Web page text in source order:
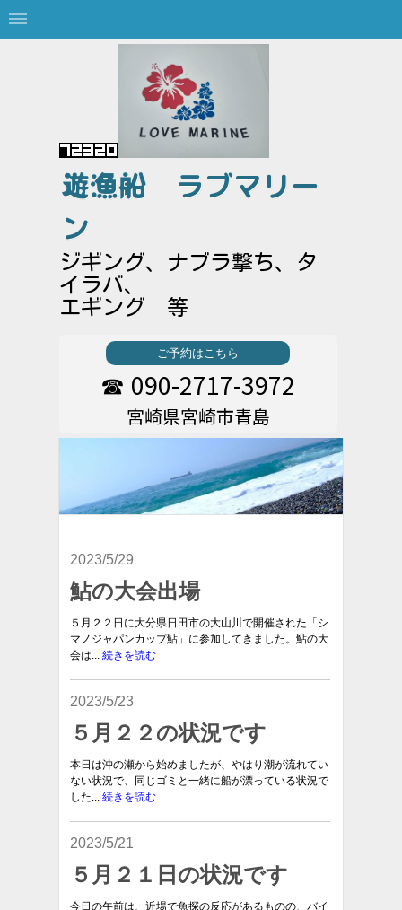
遊漁船
ラブマリー
ン
ジギング、ナブラ撃ち、タ
イラバ、
エギング 等
ご予約はこちら
☎ 090-2717-3972
宮崎県宮崎市青島
2023/5/29
鮎の大会出場
５月２２日に大分県日田市の大山川で開催された「シ
マノジャパンカップ鮎」に参加してきました。鮎の大
会は... 続きを読む
2023/5/23
５月２２の状況です
本日は沖の瀬から始めましたが、やはり潮が流れてい
ない状況で、同じゴミと一緒に船が漂っている状況で
した... 続きを読む
2023/5/21
５月２１日の状況です
今日の午前は、近場で魚探の反応があるものの、バイ